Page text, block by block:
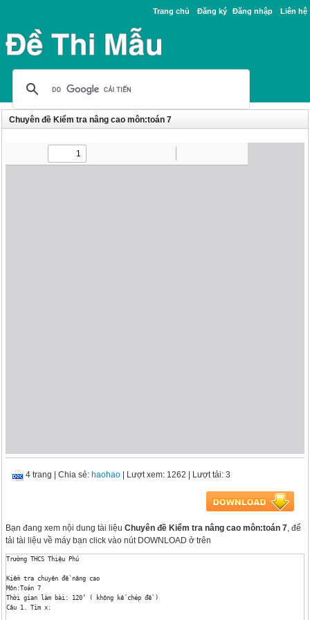
Trang chủ Đăng ký Đăng nhập Liên hệ
Chuyên đề Kiểm tra nâng cao môn:toán 7
4 trang |Chia sẻ: haohao | Lượt xem: 1262 | Lượt tải: 3
Bạn đang xem nội dung tài liệuChuyên đề Kiểm tra nâng cao môn:toán 7, để
tải tài liệu về máy bạn click vào nút DOWNLOAD ở trên
Trường THCS Thiệu Phú
Kiểm tra chuyên đề nâng cao
Môn:Toán 7
Thời gian làm bài: 120’ ( không kể chép đề )
Câu 1. Tìm x: